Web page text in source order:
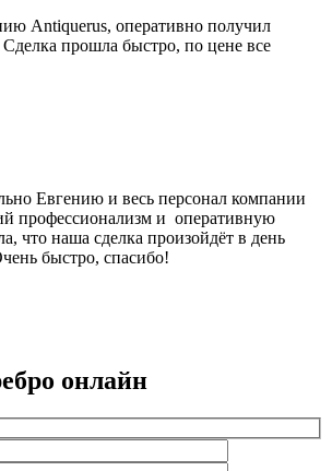
Antiquerus, оперативно получил
прошла быстро, по цене все
Евгению и весь персонал компании
профессионализм и оперативную
что наша сделка произойдёт в день
быстро, спасибо!
онлайн